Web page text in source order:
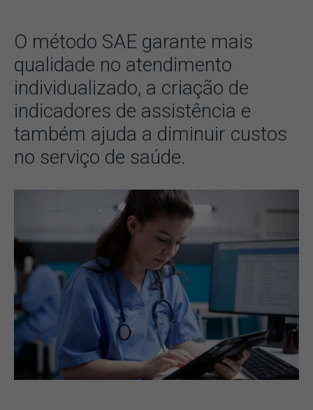
O método SAE garante mais
qualidade no atendimento
individualizado, a criação de
indicadores de assistência e
também ajuda a diminuir custos
no serviço de saúde.